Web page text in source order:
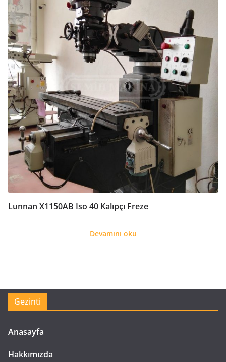
Lunnan X1150AB Iso 40 Kalıpçı Freze
Devamını oku
Gezinti
Anasayfa
Hakkımızda